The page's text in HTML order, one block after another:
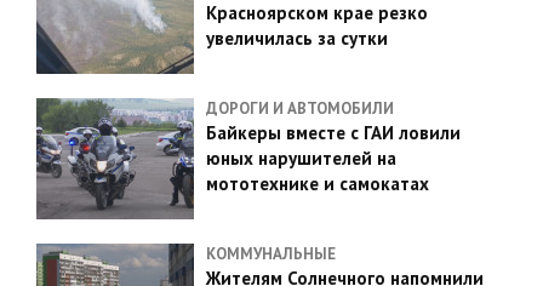
Красноярском крае резко
увеличилась за сутки
ДОРОГИ И АВТОМОБИЛИ
Байкеры вместе с ГАИ ловили
юных нарушителей на
мототехнике и самокатах
КОММУНАЛЬНЫЕ
Жителям Солнечного напомнили